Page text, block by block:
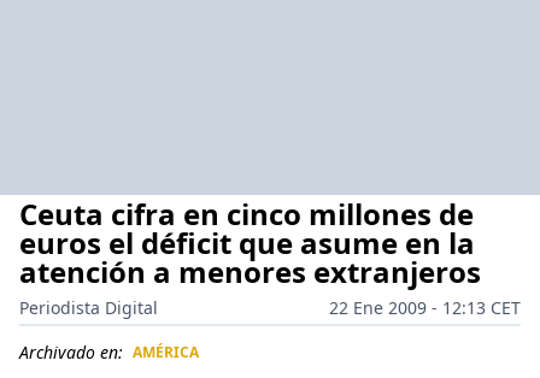
Ceuta cifra en cinco millones de
euros el déficit que asume en la
atención a menores extranjeros
Periodista Digital
22 Ene 2009 - 12:13 CET
Archivado en: AMÉRICA